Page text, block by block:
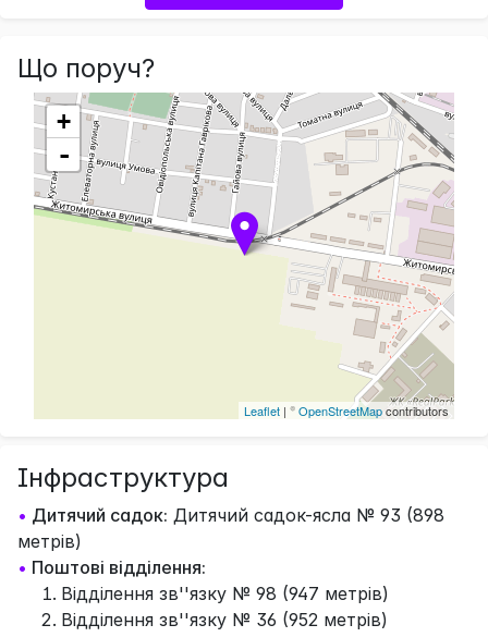
Що поруч?
+
-
Leaflet | ©OpenStreetMapcontributors
Інфраструктура
• Дитячий садок: Дитячий садок-ясла № 93 (898
метрів)
• Поштові відділення:
Відділення зв''язку № 98 (947 метрів)
Відділення зв''язку № 36 (952 метрів)